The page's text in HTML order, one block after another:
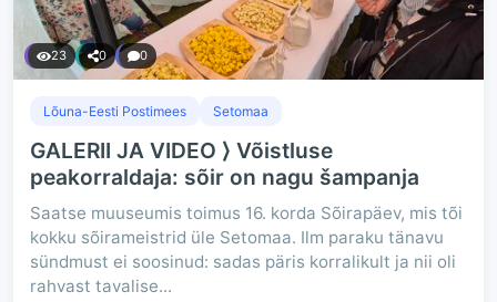
23 0 0
Lõuna-Eesti Postimees Setomaa
GALERII JA VIDEO ⟩ Võistluse
peakorraldaja: sõir on nagu šampanja
Saatse muuseumis toimus 16. korda Sõirapäev, mis tõi
kokku sõirameistrid üle Setomaa. Ilm paraku tänavu
sündmust ei soosinud: sadas päris korralikult ja nii oli
rahvast tavalise...